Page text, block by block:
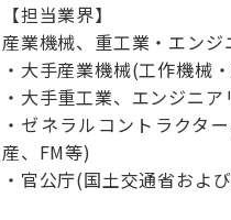
【担当業界】
産業機械、重工業・エン
・大手産業機械(工作機械
・大手重工業、エンジニア
・ゼネラルコントラクタ
産、FM等)
・官公庁(国土交通省およ